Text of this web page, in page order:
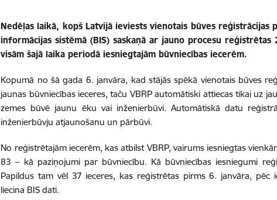
Nedēļas laikā, kopš Latvijā ieviests vienotais būves reģistrācijas
informācijas sistēmā (BIS) saskaņā ar jauno procesu
visām šajā laika periodā iesniegtajām būvniecības iecerēm.
Kopumā no šā gada 6. janvāra, kad stājās spēkā vienotais būves
jaunas būvniecības ieceres, taču VBRP automātiski attiecas tikai uz
zemes būvē jaunu ēku vai inženierbūvi. Automātiskā datu
inženierbūvju atjaunošanu un pārbūvi.
No reģistrētajām iecerēm, kas atbilst VBRP, vairums iesniegtas
83 – kā paziņojumi par būvniecību. Kā būvniecības iesniegumi
Papildus tam vēl 37 ieceres, kas reģistrētas pirms 6. janvāra, pēc
liecina BIS dati.